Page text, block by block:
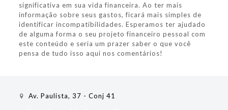
significativa em sua vida financeira. Ao ter mais
informação sobre seus gastos, ficará mais simples de
identificar incompatibilidades. Esperamos ter ajudado
de alguma forma o seu projeto financeiro pessoal com
este conteúdo e seria um prazer saber o que você
pensa de tudo isso aqui nos comentários!
Av. Paulista, 37 - Conj 41